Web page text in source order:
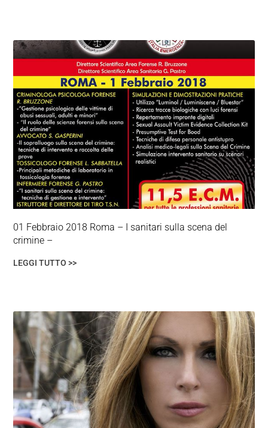
01 Febbraio 2018 Roma – I sanitari sulla scena del
crimine –
LEGGI TUTTO >>